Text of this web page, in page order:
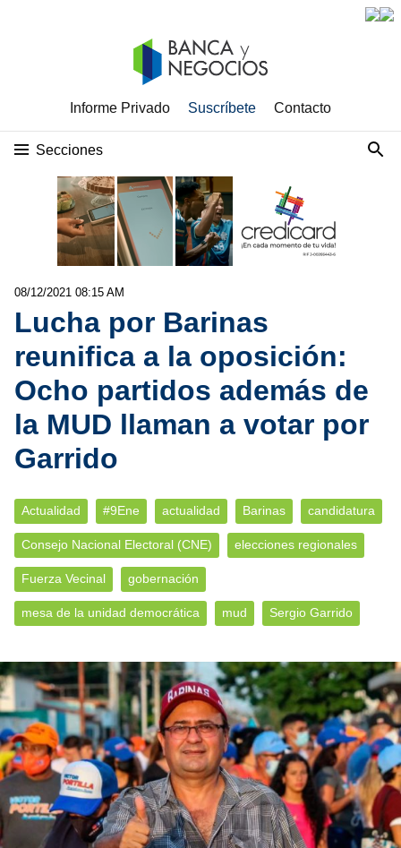
Informe Privado Suscríbete Contacto
Secciones
08/12/2021 08:15 AM
Lucha por Barinas
reunifica a la oposición:
Ocho partidos además de
la MUD llaman a votar por
Garrido
Actualidad #9Ene actualidad Barinas candidatura
Consejo Nacional Electoral (CNE) elecciones regionales
Fuerza Vecinal gobernación
mesa de la unidad democrática mud Sergio Garrido